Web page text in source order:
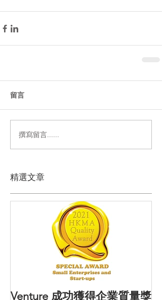
留言
撰寫留言......
精選文章
Venture 成功獲得企業質量獎